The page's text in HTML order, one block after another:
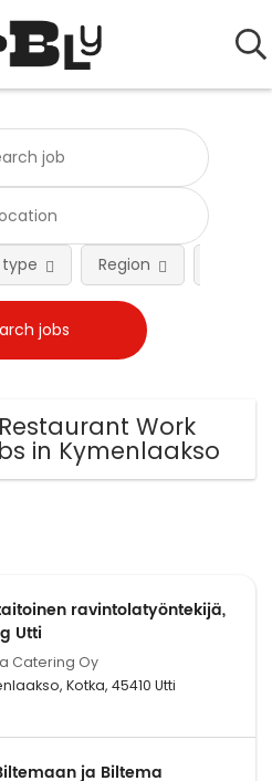
Region
Work
in Kymenlaakso
ravintolatyöntekijä,
Utti
Catering Oy
Kotka, 45410 Utti
ja Biltema